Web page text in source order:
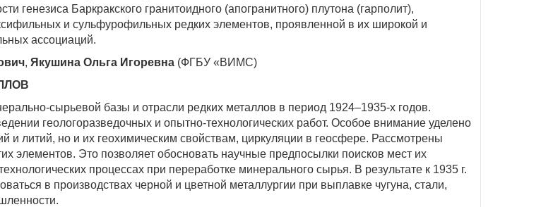
генезиса Баркракского гранитоидного (апогранитного) плутона (гарполит),
и сульфурофильных редких элементов, проявленной в их широкой и
ассоциаций.
, Якушина Ольга Игоревна (ФГБУ «ВИМС)
сырьевой базы и отрасли редких металлов в период 1924–1935-х годов.
геологоразведочных и опытно-технологических работ. Особое внимание уделено
литий, но и их геохимическим свойствам, циркуляции в геосфере. Рассмотрены
элементов. Это позволяет обосновать научные предпосылки поисков мест их
процессах при переработке минерального сырья. В результате к 1935 г.
в производствах черной и цветной металлургии при выплавке чугуна, стали,